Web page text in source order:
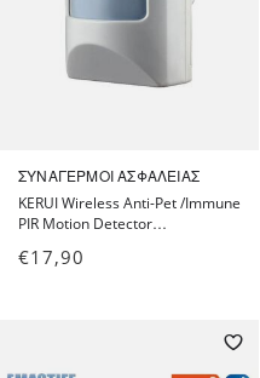
ΣΥΝΑΓΕΡΜΟΊ ΑΣΦΑΛΕΊΑΣ
KERUI Wireless Anti-Pet /Immune
PIR Motion Detector
ανοχή σε κατοικίδια για
€17,90